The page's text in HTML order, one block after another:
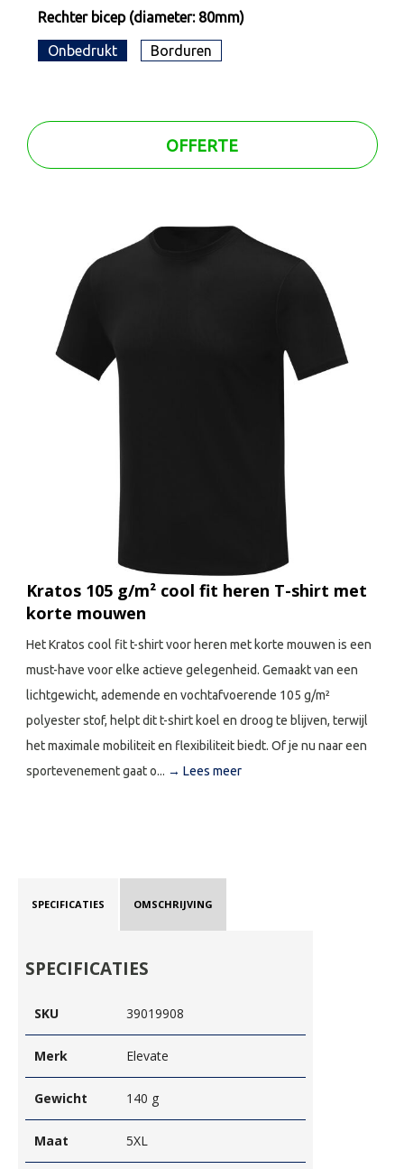
Rechter bicep (diameter: 80mm)
Onbedrukt Borduren
OFFERTE
Kratos 105 g/m² cool fit heren T-shirt met
korte mouwen
Het Kratos cool fit t-shirt voor heren met korte mouwen is een
must-have voor elke actieve gelegenheid. Gemaakt van een
lichtgewicht, ademende en vochtafvoerende 105 g/m²
polyester stof, helpt dit t-shirt koel en droog te blijven, terwijl
het maximale mobiliteit en flexibiliteit biedt. Of je nu naar een
sportevenement gaat o... → Lees meer
SPECIFICATIES OMSCHRIJVING
SPECIFICATIES
SKU 39019908
Merk Elevate
Gewicht 140 g
Maat 5XL